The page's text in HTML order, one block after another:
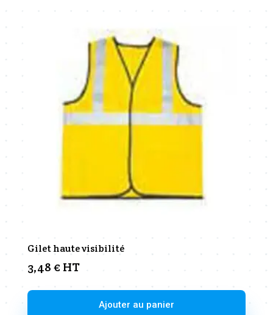
Gilet haute visibilité
3,48€ HT
Ajouter au panier